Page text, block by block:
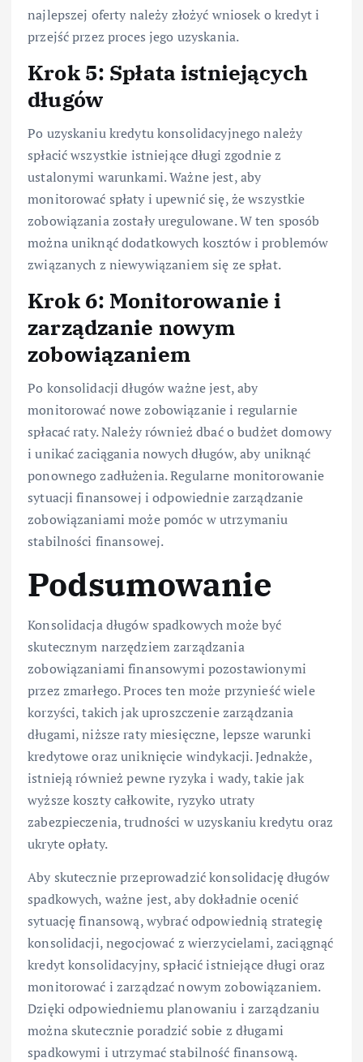
najlepszej oferty należy złożyć wniosek o kredyt i
przejść przez proces jego uzyskania.
Krok 5: Spłata istniejących
długów
Po uzyskaniu kredytu konsolidacyjnego należy
spłacić wszystkie istniejące długi zgodnie z
ustalonymi warunkami. Ważne jest, aby
monitorować spłaty i upewnić się, że wszystkie
zobowiązania zostały uregulowane. W ten sposób
można uniknąć dodatkowych kosztów i problemów
związanych z niewywiązaniem się ze spłat.
Krok 6: Monitorowanie i
zarządzanie nowym
zobowiązaniem
Po konsolidacji długów ważne jest, aby
monitorować nowe zobowiązanie i regularnie
spłacać raty. Należy również dbać o budżet domowy
i unikać zaciągania nowych długów, aby uniknąć
ponownego zadłużenia. Regularne monitorowanie
sytuacji finansowej i odpowiednie zarządzanie
zobowiązaniami może pomóc w utrzymaniu
stabilności finansowej.
Podsumowanie
Konsolidacja długów spadkowych może być
skutecznym narzędziem zarządzania
zobowiązaniami finansowymi pozostawionymi
przez zmarłego. Proces ten może przynieść wiele
korzyści, takich jak uproszczenie zarządzania
długami, niższe raty miesięczne, lepsze warunki
kredytowe oraz uniknięcie windykacji. Jednakże,
istnieją również pewne ryzyka i wady, takie jak
wyższe koszty całkowite, ryzyko utraty
zabezpieczenia, trudności w uzyskaniu kredytu oraz
ukryte opłaty.
Aby skutecznie przeprowadzić konsolidację długów
spadkowych, ważne jest, aby dokładnie ocenić
sytuację finansową, wybrać odpowiednią strategię
konsolidacji, negocjować z wierzycielami, zaciągnąć
kredyt konsolidacyjny, spłacić istniejące długi oraz
monitorować i zarządzać nowym zobowiązaniem.
Dzięki odpowiedniemu planowaniu i zarządzaniu
można skutecznie poradzić sobie z długami
spadkowymi i utrzymać stabilność finansową.